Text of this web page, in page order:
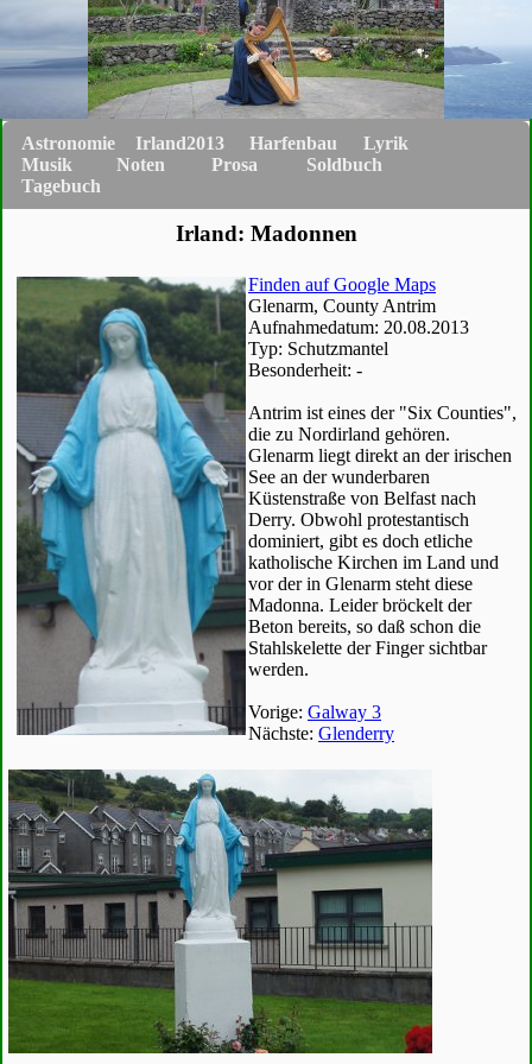
Astronomie Irland2013 Harfenbau
Lyrik
Musik
Noten Prosa
Soldbuch
Tagebuch
Irland: Madonnen
Finden auf Google Maps
Glenarm, County Antrim
Aufnahmedatum: 20.08.2013
Typ: Schutzmantel
Besonderheit: -
Antrim ist eines der "Six Counties",
die zu Nordirland gehören.
Glenarm liegt direkt an der irischen
See an der wunderbaren
Küstenstraße von Belfast nach
Derry. Obwohl protestantisch
dominiert, gibt es doch etliche
katholische Kirchen im Land und
vor der in Glenarm steht diese
Madonna. Leider bröckelt der
Beton bereits, so daß schon die
Stahlskelette der Finger sichtbar
werden.
Vorige: Galway 3
Nächste: Glenderry